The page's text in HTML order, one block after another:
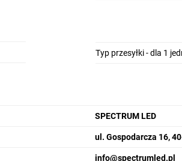
Typ przesyłki - dla 1
SPECTRUM LED
ul. Gospodarcza 16,
info@spectrumled.pl